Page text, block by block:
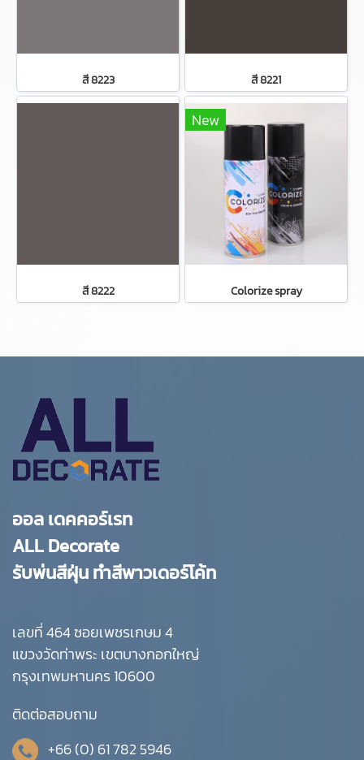
สี 8223 สี 8221
สี 8222
New
Colorize spray
ออล เดคคอร์เรท
ALL Decorate
รับพ่นสีฝุ่น ทำสีพาวเดอร์โค้ท
เลขที่ 464 ซอยเพชรเกษม 4
แขวงวัดท่าพระ เขตบางกอกใหญ่
กรุงเทพมหานคร 10600
ติดต่อสอบถาม
+66 (0) 61 782 5946